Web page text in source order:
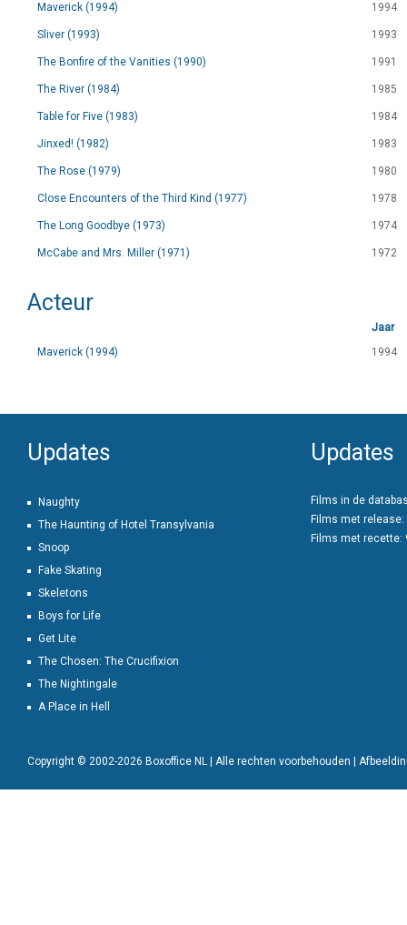
Maverick (1994) 1994
Sliver (1993) 1993
The Bonfire of the Vanities (1990) 1991
The River (1984) 1985
Table for Five (1983) 1984
Jinxed! (1982) 1983
The Rose (1979) 1980
Close Encounters of the Third Kind (1977) 1978
The Long Goodbye (1973) 1974
McCabe and Mrs. Miller (1971) 1972
Acteur
Jaar
Maverick (1994)
1994
Updates
Naughty
The Haunting of Hotel Transylvania
Snoop
Fake Skating
Skeletons
Boys for Life
Get Lite
The Chosen: The Crucifixion
The Nightingale
A Place in Hell
Updates
Films in de
Films met release:
Films met recette:
Copyright © 2002-2026 Boxoffice NL | Alle rechten voorbehouden |